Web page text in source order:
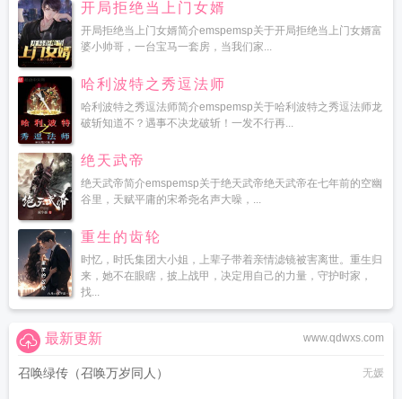
开局拒绝当上门女婿
开局拒绝当上门女婿简介emspemsp关于开局拒绝当上门女婿富
婆小帅哥，一台宝马一套房，当我们家...
哈利波特之秀逗法师
哈利波特之秀逗法师简介emspemsp关于哈利波特之秀逗法师龙
破斩知道不？遇事不决龙破斩！一发不行再...
绝天武帝
绝天武帝简介emspemsp关于绝天武帝绝天武帝在七年前的空幽
谷里，天赋平庸的宋希尧名声大噪，...
重生的齿轮
时忆，时氏集团大小姐，上辈子带着亲情滤镜被害离世。重生归
来，她不在眼瞎，披上战甲，决定用自己的力量，守护时家，
找...
www.qdwxs.com
最新更新
召唤绿传（召唤万岁同人） 无媛